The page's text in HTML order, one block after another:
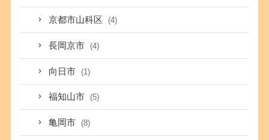
京都市山科区 (4)
長岡京市 (4)
向日市 (1)
福知山市 (5)
亀岡市 (8)